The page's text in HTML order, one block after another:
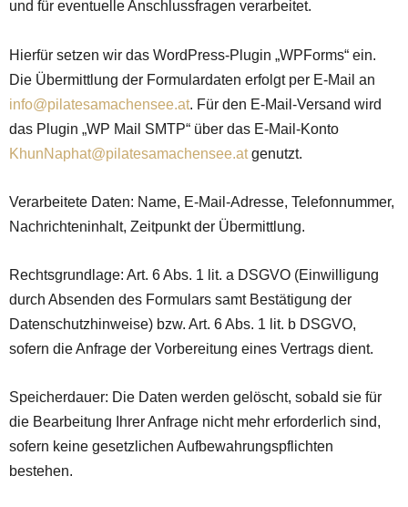
und für eventuelle Anschlussfragen verarbeitet.
Hierfür setzen wir das WordPress-Plugin „WPForms“ ein.
Die Übermittlung der Formulardaten erfolgt per E-Mail an
info@pilatesamachensee.at. Für den E-Mail-Versand wird
das Plugin „WP Mail SMTP“ über das E-Mail-Konto
KhunNaphat@pilatesamachensee.atgenutzt.
Verarbeitete Daten: Name, E-Mail-Adresse, Telefonnummer,
Nachrichteninhalt, Zeitpunkt der Übermittlung.
Rechtsgrundlage: Art. 6 Abs. 1 lit. a DSGVO (Einwilligung
durch Absenden des Formulars samt Bestätigung der
Datenschutzhinweise) bzw. Art. 6 Abs. 1 lit. b DSGVO,
sofern die Anfrage der Vorbereitung eines Vertrags dient.
Speicherdauer: Die Daten werden gelöscht, sobald sie für
die Bearbeitung Ihrer Anfrage nicht mehr erforderlich sind,
sofern keine gesetzlichen Aufbewahrungspflichten
bestehen.